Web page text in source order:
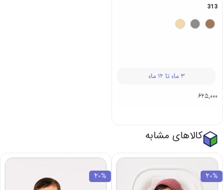
313
3 ماه تا 12 ماه
625,000
کالاهای مشابه
20%
20%